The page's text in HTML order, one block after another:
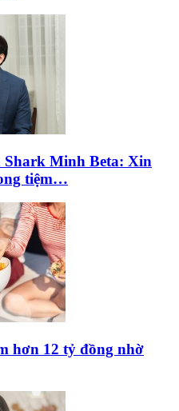
Shark Minh Beta: Xin
tiệm…
hơn 12 tỷ đồng nhờ